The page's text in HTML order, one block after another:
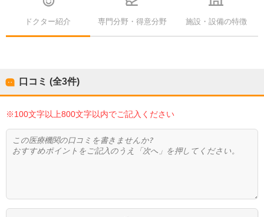
ドクター紹介 専門分野・得意分野 施設・設備の特徴
口コミ (全3件)
※100文字以上800文字以内でご記入ください